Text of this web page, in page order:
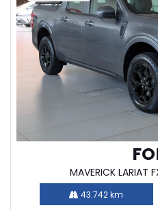
MAVERICK LARIAT
43.742 km